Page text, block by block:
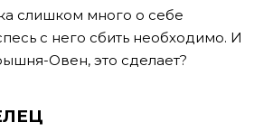
слишком много о себе
с него сбить необходимо. И
Овен, это сделает?